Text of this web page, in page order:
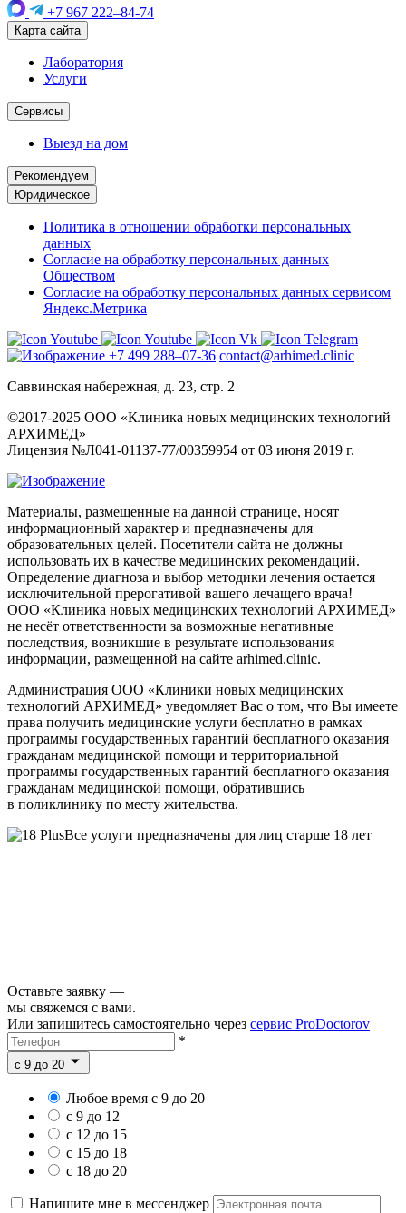
+7 967 222–84-74
Карта сайта
Лаборатория
Услуги
Сервисы
Выезд на дом
Рекомендуем
Юридическое
Политика в отношении обработки персональных
данных
Согласие на обработку персональных данных
Обществом
Согласие на обработку персональных данных сервисом
Яндекс.Метрика
+7 499 288–07-36 contact@arhimed.clinic
Саввинская набережная, д. 23, стр. 2
©2017-2025 ООО «Клиника новых медицинских технологий
АРХИМЕД»
Лицензия №Л041-01137-77/00359954 от 03 июня 2019 г.
Материалы, размещенные на данной странице, носят
информационный характер и предназначены для
образовательных целей. Посетители сайта не должны
использовать их в качестве медицинских рекомендаций.
Определение диагноза и выбор методики лечения остается
исключительной прерогативой вашего лечащего врача!
ООО «Клиника новых медицинских технологий АРХИМЕД»
не несёт ответственности за возможные негативные
последствия, возникшие в результате использования
информации, размещенной на сайте arhimed.clinic.
Администрация ООО «Клиники новых медицинских
технологий АРХИМЕД» уведомляет Вас о том, что Вы имеете
права получить медицинские услуги бесплатно в рамках
программы государственных гарантий бесплатного оказания
гражданам медицинской помощи и территориальной
программы государственных гарантий бесплатного оказания
гражданам медицинской помощи, обратившись
в поликлинику по месту жительства.
Все услуги предназначены для лиц старше 18 лет
Оставьте заявку —
мы свяжемся с вами.
Или запишитесь самостоятельно через сервис ProDoctorov
*
c 9 до 20
Любое время с 9 до 20
с 9 до 12
с 12 до 15
с 15 до 18
с 18 до 20
Напишите мне в мессенджер